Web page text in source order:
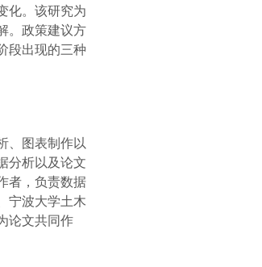
化。该研究为
。政策建议方
段出现的三种
、图表制作以
分析以及论文
者，负责数据
宁波大学土木
论文共同作